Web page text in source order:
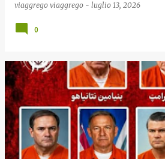
viaggrego viaggrego - luglio 13, 2026
0